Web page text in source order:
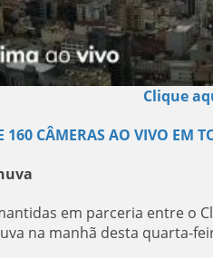
Clique
160 CÂMERAS AO VIVO EM
em parceria entre o
na manhã desta quarta-